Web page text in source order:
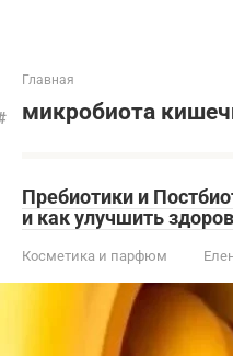
Главная
микробиота
Пребиотики и
и как улучшить
Косметика и парфюм